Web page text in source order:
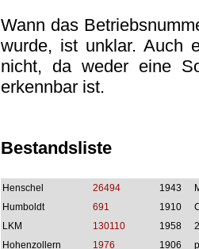
Wann das
wurde, ist unklar. Auch
nicht, da weder eine
erkennbar ist.
Bestandsliste
Henschel 26494 1943
Humboldt
691 1910
LKM
130110 1958
Hohenzollern
1976 1906